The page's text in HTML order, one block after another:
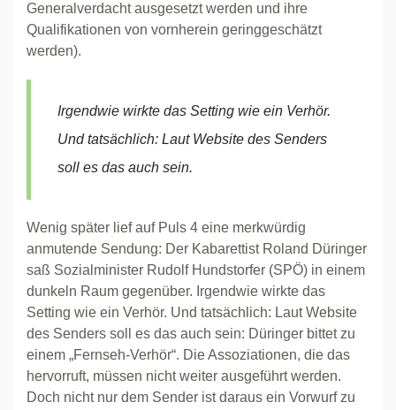
Generalverdacht ausgesetzt werden und ihre
Qualifikationen von vornherein geringgeschätzt
werden).
Irgendwie wirkte das Setting wie ein Verhör.
Und tatsächlich: Laut Website des Senders
soll es das auch sein.
Wenig später lief auf Puls 4 eine merkwürdig
anmutende Sendung: Der Kabarettist Roland Düringer
saß Sozialminister Rudolf Hundstorfer (SPÖ) in einem
dunkeln Raum gegenüber. Irgendwie wirkte das
Setting wie ein Verhör. Und tatsächlich: Laut Website
des Senders soll es das auch sein: Düringer bittet zu
einem „Fernseh-Verhör“. Die Assoziationen, die das
hervorruft, müssen nicht weiter ausgeführt werden.
Doch nicht nur dem Sender ist daraus ein Vorwurf zu